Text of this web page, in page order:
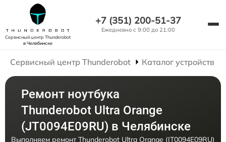
Сервисный центр Thunderobot
в Челябинске
+7 (351) 200-51-37
Ежедневно с 9:00 до 21:00
Сервисный центр Thunderobot Каталог устройств
Ремонт ноутбука
Thunderobot Ultra Orange
(JT0094E09RU) в Челябинске
Выполняем ремонт Thunderobot Ultra Orange (JT0094E09RU)